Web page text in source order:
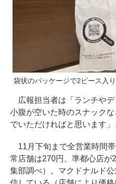
袋状のパッケージで2ピース入り
広報担当者は「ランチやデ
小腹が空いた時のスナック
でいただければと思います」
11月下旬まで全営業時間
常店舗は270円、準都心店が
集部調べ）。マクドナルド